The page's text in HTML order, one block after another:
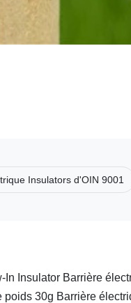
Insulators d'OIN 9001
Insulator Barrière
30g Barrière